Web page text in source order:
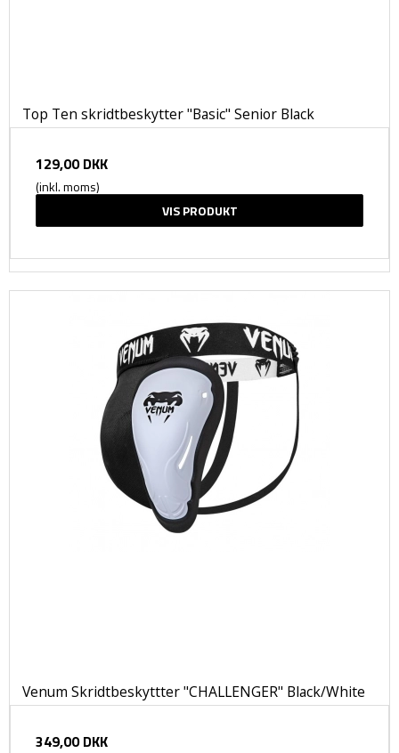
Top Ten skridtbeskytter "Basic" Senior Black
129,00 DKK
(inkl. moms)
VIS PRODUKT
Venum Skridtbeskyttter "CHALLENGER" Black/White
349,00 DKK